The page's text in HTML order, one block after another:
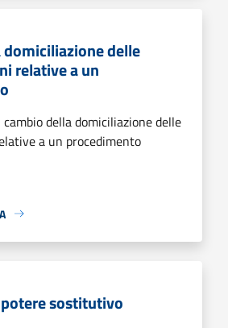
domiciliazione delle
relative a un
della domiciliazione delle
a un procedimento
sostitutivo